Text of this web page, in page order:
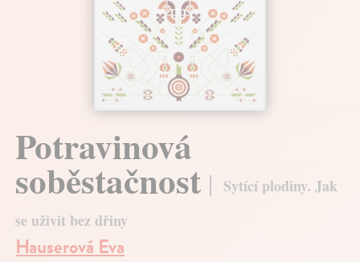
Potravinová
soběstačnost
Sytící plodiny. Jak
se uživit bez dřiny
Hauserová Eva